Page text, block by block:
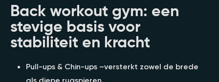
Back workout gym: een
stevige basis voor
stabiliteit en kracht
Pull-ups & Chin-ups –versterkt zowel de brede
als diepe rugspieren.